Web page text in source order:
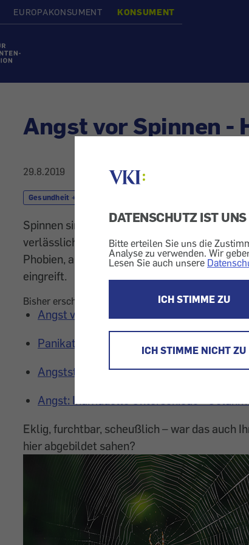
DATENSCHUTZ IST
Bitte erteilen Sie uns die
Analyse zu verwenden. Wir
Lesen Sie auch unsere
ICH STIMME ZU
ICH STIMME NICHT ZU
EUROPAKONSUMENT KONSUMENT
Angst vor Spinnen -
29.8.2019
Gesundheit + Kosmetik
Spinnen sind in unseren Breiten völlig
verlässlich für Schrecken. Hierzulande
Phobien, allerdings auch zu denen der
eingreift.
Bisher erschienen:
Angst vor dem Alter - Habe ich richtig
Panikattacken - Wenn Angst krank macht
Angststörungen: Therapiemöglichkeiten -
Angst: Individuelle Unterschiede -
Eklig, furchtbar, scheußlich – war das auch
hier abgebildet sahen?